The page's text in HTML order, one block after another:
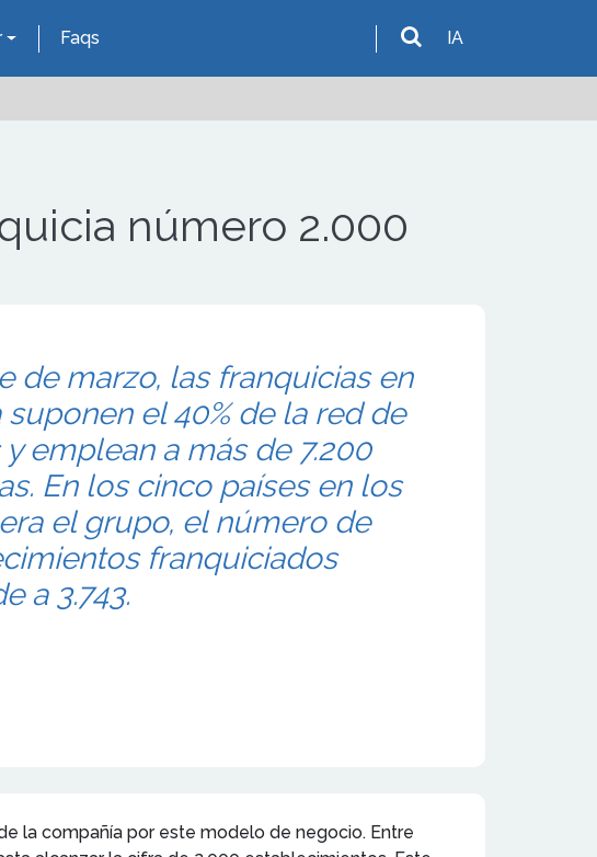
Faqs IA
número 2.000
de marzo, las franquicias en
suponen el 40% de la red de
y emplean a más de 7.200
En los cinco países en los
el grupo, el número de
franquiciados
a 3.743.
la compañía por este modelo de negocio. Entre